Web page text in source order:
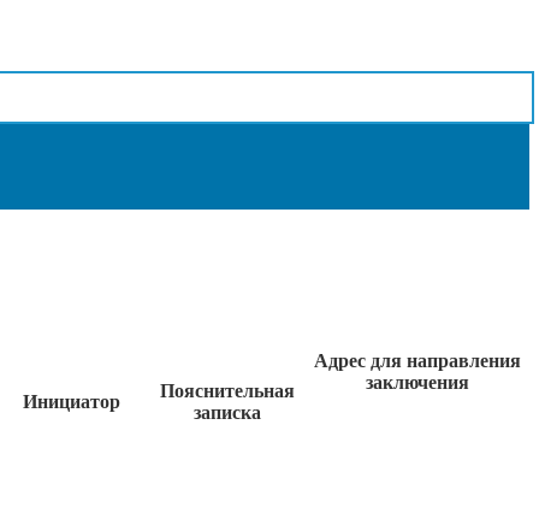
Инициатор
Пояснительная
записка
Адрес для направления
заключения